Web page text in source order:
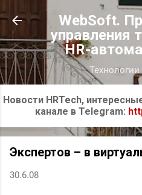
К
WebSoft.
управления
HR-
Технологии
Новости HRTech,
канале в Telegram:
Экспертов – в
30.6.08